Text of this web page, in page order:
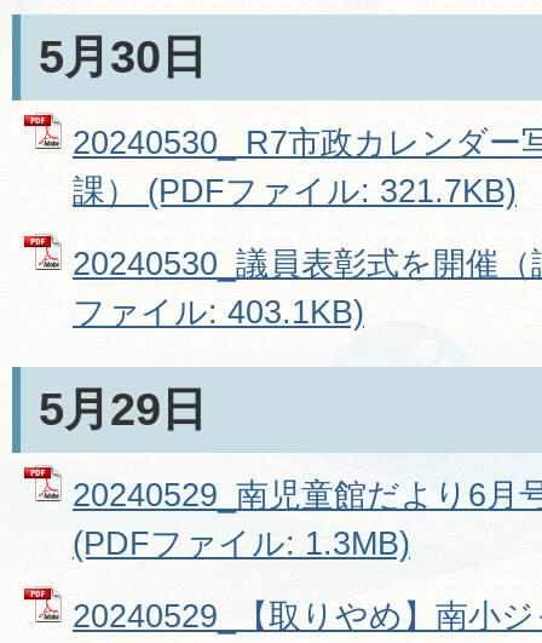
5月30日
20240530_ R7市政カレンダー
課） (PDFファイル: 321.7KB)
20240530_議員表彰式を開催
ファイル: 403.1KB)
5月29日
20240529_南児童館だより6月
(PDFファイル: 1.3MB)
20240529_【取りやめ】南小